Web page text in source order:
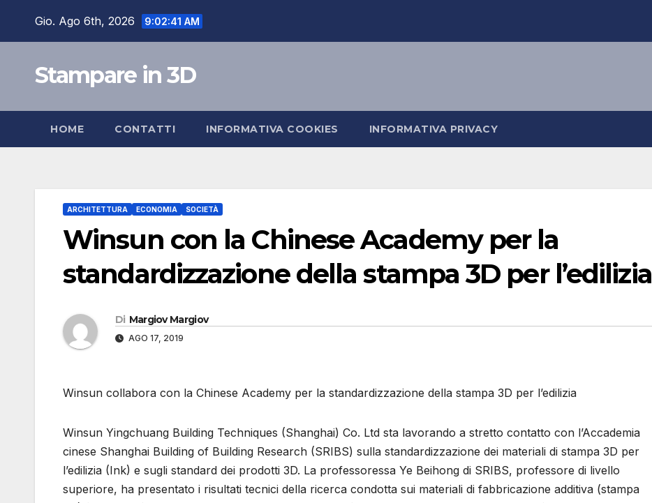
Gio. Ago 6th, 2026 9:02:42 AM
Stampare in 3D
HOME CONTATTI INFORMATIVA COOKIES INFORMATIVA PRIVACY
ARCHITETTURA ECONOMIA SOCIETÀ
Winsun con la Chinese Academy per la
standardizzazione della stampa 3D per l’edilizia
Di Margiov Margiov
AGO 17, 2019
Winsun collabora con la Chinese Academy per la standardizzazione della stampa 3D per l’edilizia
Winsun Yingchuang Building Techniques (Shanghai) Co. Ltd sta lavorando a stretto contatto con l’Accademia
cinese Shanghai Building of Building Research (SRIBS) sulla standardizzazione dei materiali di stampa 3D per
l’edilizia (Ink) e sugli standard dei prodotti 3D. La professoressa Ye Beihong di SRIBS, professore di livello
superiore, ha presentato i risultati tecnici della ricerca condotta sui materiali di fabbricazione additiva (stampa